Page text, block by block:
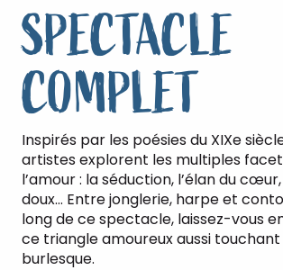
SPECTACLE
COMPLET
Inspirés par les poésies du XIXe
artistes explorent les multiples
l’amour : la séduction, l’élan du
doux… Entre jonglerie, harpe et
long de ce spectacle, laissez-vous
ce triangle amoureux aussi touchant
burlesque.